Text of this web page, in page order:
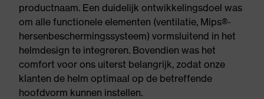
productnaam. Een duidelijk ontwikkelingsdoel was
om alle functionele elementen (ventilatie, Mips®-
hersenbeschermingssysteem) vormsluitend in het
helmdesign te integreren. Bovendien was het
comfort voor ons uiterst belangrijk, zodat onze
klanten de helm optimaal op de betreffende
hoofdvorm kunnen instellen.